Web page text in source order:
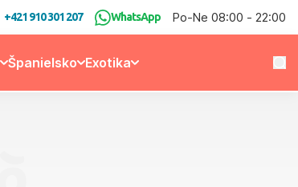
+421 910 301 207 WhatsApp Po-Ne 08:00 - 22:00
Španielsko Exotika